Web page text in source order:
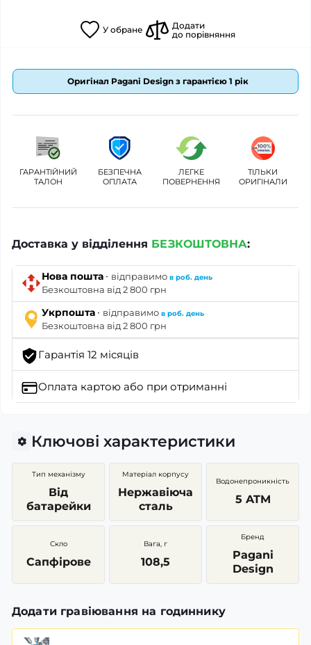
У обране
Додати
до порівняння
Оригінал Pagani Design з гарантією 1 рік
ГАРАНТІЙНИЙ
ТАЛОН
БЕЗПЕЧНА
ОПЛАТА
ЛЕГКЕ
ПОВЕРНЕННЯ
ТІЛЬКИ
ОРИГІНАЛИ
Доставка у відділення БЕЗКОШТОВНА:
Нова пошта · відправимо в роб. день
Безкоштовна від 2 800 грн
Укрпошта · відправимо в роб. день
Безкоштовна від 2 800 грн
Гарантія 12 місяців
Оплата картою або при отриманні
Ключові характеристики
Тип механізму
Від
батарейки
Матеріал корпусу
Нержавіюча
сталь
Водонепроникність
5 ATM
Скло
Сапфірове
Вага, г
108,5
Бренд
Pagani
Design
Додати гравіювання на годиннику